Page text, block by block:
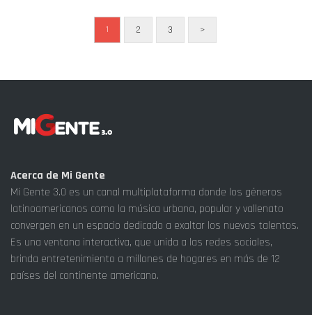
1 2 3 >
Acerca de Mi Gente
Mi Gente 3.0 es un canal multiplataforma donde los géneros
latinoamericanos como la música urbana, popular y vallenato
convergen en un espacio dedicado a exaltar los nuevos talentos.
Es una ventana interactiva, que unida a las redes sociales,
brinda entretenimiento a millones de hogares en más de 12
países del continente americano.